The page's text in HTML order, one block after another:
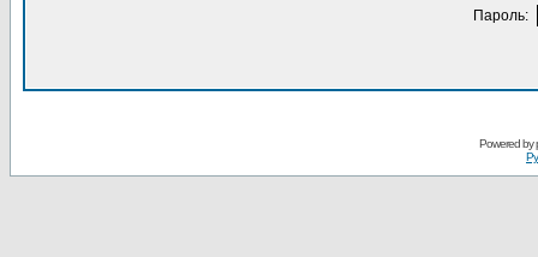
Пароль:
Powered by